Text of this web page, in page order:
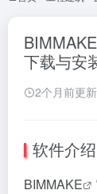
下载与安
2个月前更新
软件介绍
BIMMAKE